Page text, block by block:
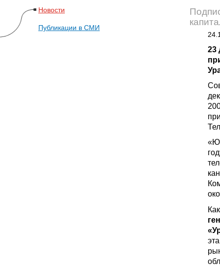
Новости
Публикации в СМИ
23